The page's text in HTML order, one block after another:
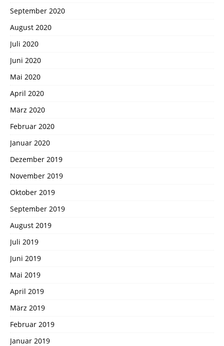
September 2020
August 2020
Juli 2020
Juni 2020
Mai 2020
April 2020
März 2020
Februar 2020
Januar 2020
Dezember 2019
November 2019
Oktober 2019
September 2019
August 2019
Juli 2019
Juni 2019
Mai 2019
April 2019
März 2019
Februar 2019
Januar 2019